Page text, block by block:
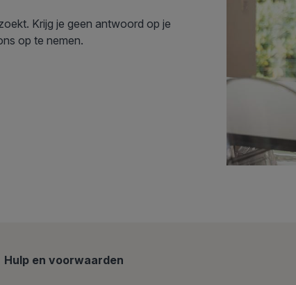
Krijg je geen antwoord op je
op te nemen.
Hulp en voorwaarden